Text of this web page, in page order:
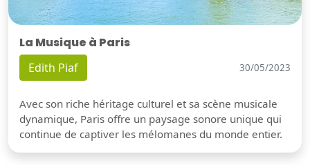
La Musique à Paris
Edith Piaf 30/05/2023
Avec son riche héritage culturel et sa scène musicale
dynamique, Paris offre un paysage sonore unique qui
continue de captiver les mélomanes du monde entier.